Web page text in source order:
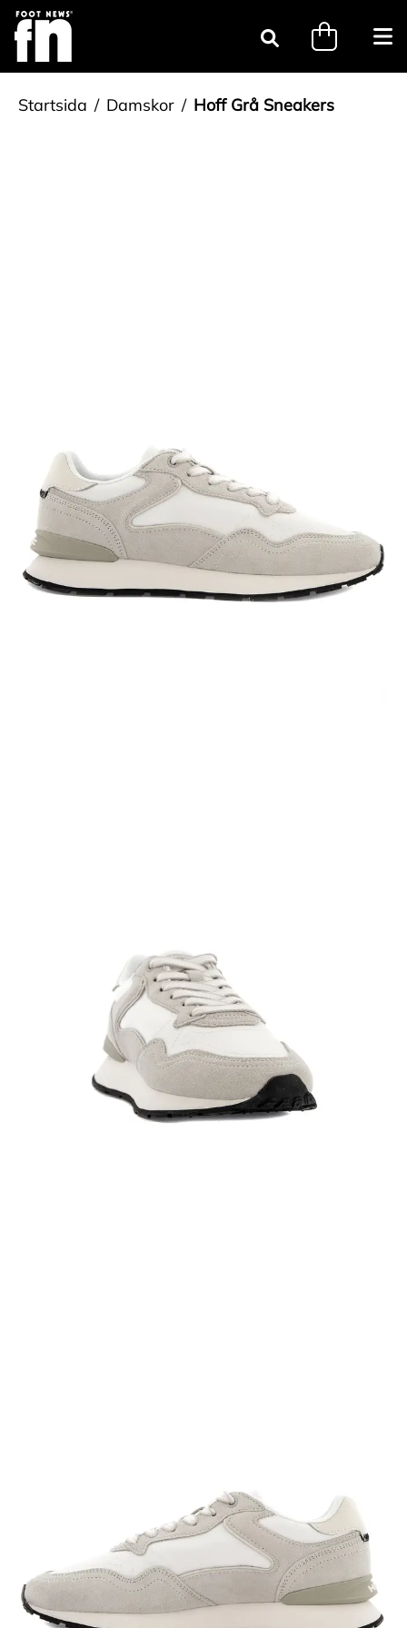
Sök
Startsida Damskor Hoff Grå Sneakers